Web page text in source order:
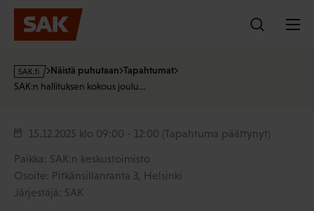
Hyppää
sisältöön
s
a
f
Näistä puhutaan Tapahtumat
SAK:n hallituksen kokous joulu…
15.12.2025 klo 09:00 - 12:00 (Tapahtuma päättynyt)
Paikka: SAK:n keskustoimisto
Osoite: Pitkänsillanranta 3, Helsinki
Järjestäjä: SAK